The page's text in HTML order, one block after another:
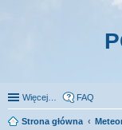
Więcej… FAQ
Strona główna